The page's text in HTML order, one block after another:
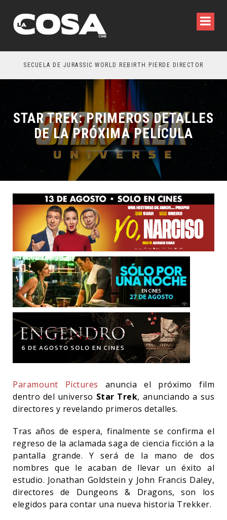
SECUELA DE JURASSIC WORLD REBIRTH PIERDE DIRECTOR
STAR TREK: PRIMEROS DETALLES
DE LA PRÓXIMA PELÍCULA
Paramount Pictures anuncia el próximo film
dentro del universo Star Trek, anunciando a sus
directores y revelando primeros detalles.
Tras años de espera, finalmente se confirma el
regreso de la aclamada saga de ciencia ficción a la
pantalla grande. Y será de la mano de dos
nombres que le acaban de llevar un éxito al
estudio. Jonathan Goldstein y John Francis Daley,
directores de Dungeons & Dragons, son los
elegidos para contar una nueva historia Trekker.